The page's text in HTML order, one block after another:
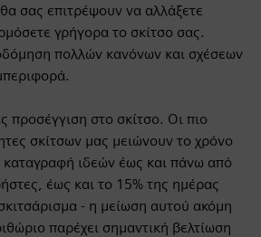
σας επιτρέψουν να αλλάξετε
γρήγορα το σκίτσο σας.
πολλών κανόνων και σχέσεων
προσέγγιση στο σκίτσο. Οι πιο
σκίτσων μας μειώνουν το χρόνο
καταγραφή ιδεών έως και πάνω από
έως και το 15% της ημέρας
- η μείωση αυτού ακόμη
παρέχει σημαντική βελτίωση